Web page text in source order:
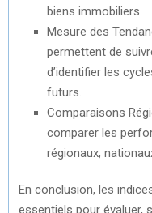
biens immobiliers.
Mesure des
permettent de
d’identifier les
futurs.
Comparaisons
comparer les
régionaux,
En conclusion, les
essentiels pour évaluer,